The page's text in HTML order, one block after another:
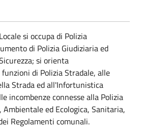
si occupa di Polizia
di Polizia Giudiziaria ed
si orienta
di Polizia Stradale, alle
Strada ed all'Infortunistica
incombenze connesse alla Polizia
Ambientale ed Ecologica, Sanitaria,
Regolamenti comunali.